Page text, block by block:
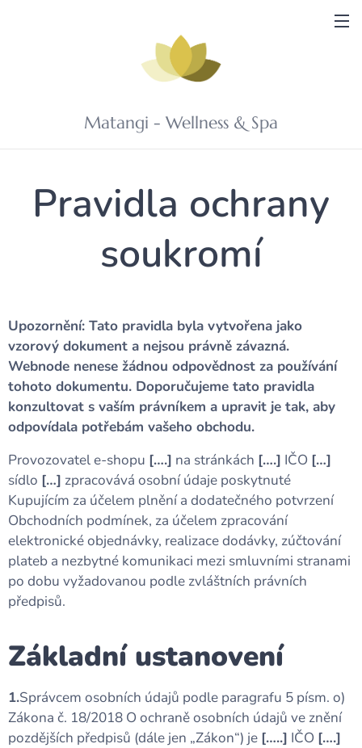
Matangi - Wellness & Spa
Pravidla ochrany
soukromí
Upozornění: Tato pravidla byla vytvořena jako
vzorový dokument a nejsou právně závazná.
Webnode nenese žádnou odpovědnost za používání
tohoto dokumentu. Doporučujeme tato pravidla
konzultovat s vaším právníkem a upravit je tak, aby
odpovídala potřebám vašeho obchodu.
Provozovatel e-shopu [….] na stránkách [….] IČO […]
sídlo […] zpracovává osobní údaje poskytnuté
Kupujícím za účelem plnění a dodatečného potvrzení
Obchodních podmínek, za účelem zpracování
elektronické objednávky, realizace dodávky, zúčtování
plateb a nezbytné komunikaci mezi smluvními stranami
po dobu vyžadovanou podle zvláštních právních
předpisů.
Základní ustanovení
1.Správcem osobních údajů podle paragrafu 5 písm. o)
Zákona č. 18/2018 O ochraně osobních údajů ve znění
pozdějších předpisů (dále jen „Zákon“) je […..] IČO [….]